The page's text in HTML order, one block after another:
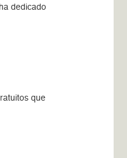
dedicado
que